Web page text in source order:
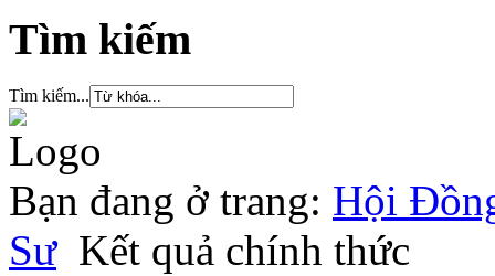
Tìm kiếm
Tìm kiếm...
Bạn đang ở trang: Hội
Sư Kết quả chính thức